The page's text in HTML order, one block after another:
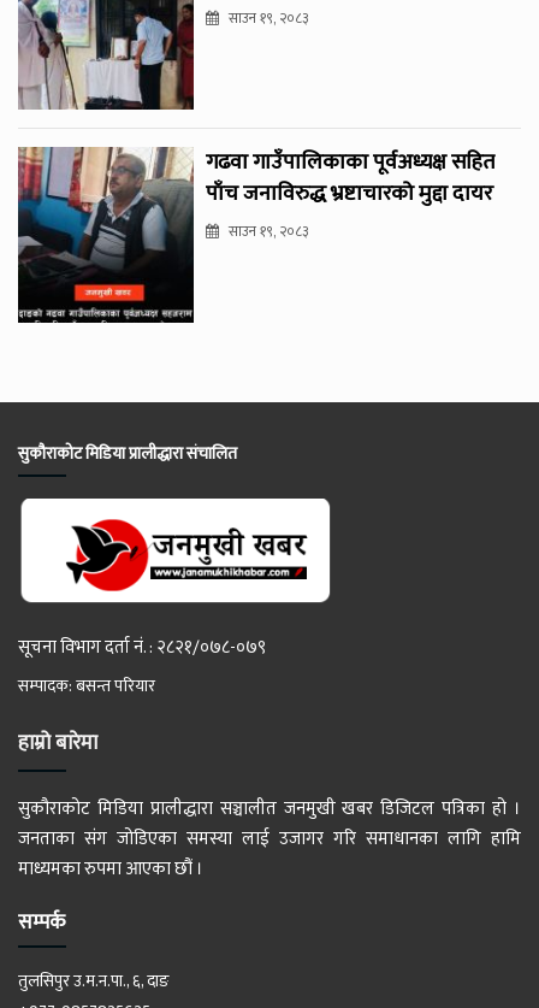
साउन १९, २०८३
गढवा गाउँपालिकाका पूर्वअध्यक्ष सहित
पाँच जनाविरुद्ध भ्रष्टाचारको मुद्दा दायर
साउन १९, २०८३
सुकौराकोट मिडिया प्रालीद्धारा संचालित
सूचना विभाग दर्ता नं. : २८२१/०७८-०७९
सम्पादक: बसन्त परियार
हाम्रो बारेमा
सुकौराकोट मिडिया प्रालीद्धारा सञ्चालीत जनमुखी खबर डिजिटल पत्रिका हो ।
जनताका संग जोडिएका समस्या लाई उजागर गरि समाधानका लागि हामि
माध्यमका रुपमा आएका छौं ।
सम्पर्क
तुलसिपुर उ.म.न.पा., ६, दाङ